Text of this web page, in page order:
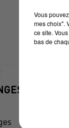
DU 14/
Vous
mes choix".
ce site.
bas de